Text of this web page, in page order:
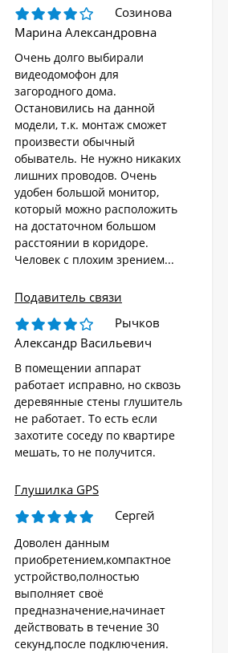
Созинова
Марина Александровна
Очень долго выбирали
видеодомофон для
загородного дома.
Остановились на данной
модели, т.к. монтаж сможет
произвести обычный
обыватель. Не нужно никаких
лишних проводов. Очень
удобен большой монитор,
который можно расположить
на достаточном большом
расстоянии в коридоре.
Человек с плохим зрением...
Подавитель связи
Рычков
Александр Васильевич
В помещении аппарат
работает исправно, но сквозь
деревянные стены глушитель
не работает. То есть если
захотите соседу по квартире
мешать, то не получится.
Глушилка GPS
Сергей
Доволен данным
приобретением,компактное
устройство,полностью
выполняет своё
предназначение,начинает
действовать в течение 30
секунд,после подключения.